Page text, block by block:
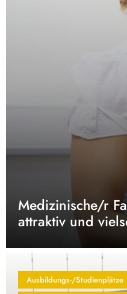
Medizinische/r
attraktiv und
Ausbildungs-/Studienplätze